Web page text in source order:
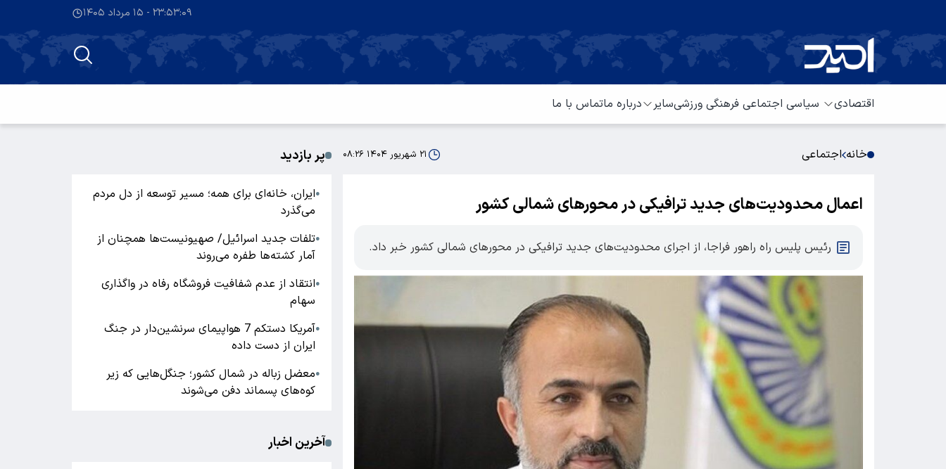
۲۳:۵۳:۱۰ - ۱۵ مرداد ۱۴۰۵
اقتصادی سیاسی اجتماعی فرهنگی ورزشیسایر درباره ماتماس با ما
خانه اجتماعی ۲۱ شهریور ۱۴۰۴ ۰۸:۲۶
اعمال محدودیت‌های جدید ترافیکی در محورهای شمالی کشور
رئیس پلیس راه راهور فراجا، از اجرای محدودیت‌های جدید ترافیکی در محورهای شمالی کشور خبر داد.
پر بازدید
●ایران، خانه‌ای برای همه؛ مسیر توسعه از دل مردم
می‌گذرد
●تلفات جدید اسرائیل/ صهیونیست‌ها همچنان از
آمار کشته‌ها طفره می‌روند
●انتقاد از عدم شفافیت فروشگاه رفاه در واگذاری
سهام
●
آمریکا دستکم 7 هواپیمای سرنشین‌دار در جنگ
ایران از دست داده
●معضل زباله در شمال کشور؛ جنگل‌هایی که زیر
کوه‌های پسماند دفن می‌شوند
آخرین اخبار